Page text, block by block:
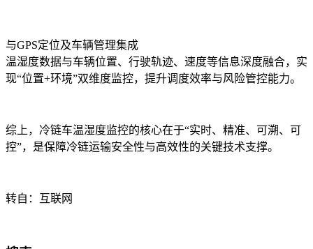
与GPS定位及车辆管理集成
温湿度数据与车辆位置、行驶轨迹、速度等信息深度融合，实
现“位置+环境”双维度监控，提升调度效率与风险管控能力。
综上，冷链车温湿度监控的核心在于“实时、精准、可溯、可
控”，是保障冷链运输安全性与高效性的关键技术支撑。
转自：互联网